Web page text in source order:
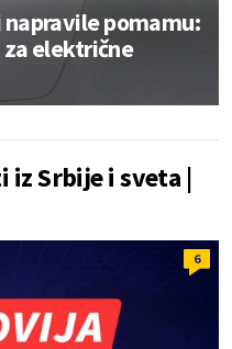
pomamu:
za električne
iz Srbije i sveta |
6